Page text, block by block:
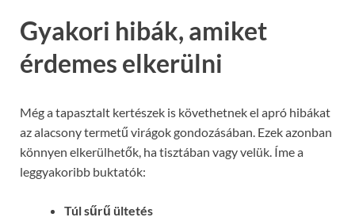
Gyakori hibák, amiket
érdemes elkerülni
Még a tapasztalt kertészek is követhetnek el apró hibákat
az alacsony termetű virágok gondozásában. Ezek azonban
könnyen elkerülhetők, ha tisztában vagy velük. Íme a
leggyakoribb buktatók:
Túl sűrű ültetés